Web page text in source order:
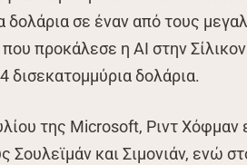
δολάρια σε έναν από τους
προκάλεσε η AI στην
δισεκατομμύρια δολάρια.
της Microsoft, Ριντ Χόφμαν
Σουλεϊμάν και Σιμονιάν, ενώ